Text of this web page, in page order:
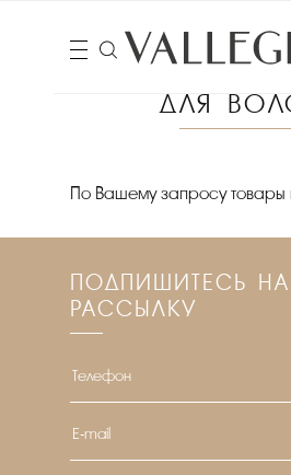
ДЛЯ
По Вашему запросу товары
ПОДПИШИТЕСЬ
РАССЫЛКУ